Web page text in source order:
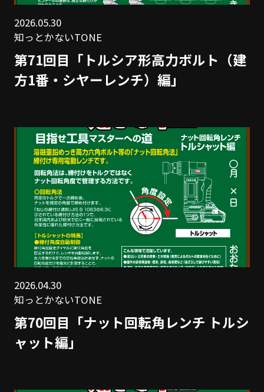
製品ショート動画
2026.05.30
知っとかないTONE
第71回目「トルシア形高力ボルト（建
方1番・シヤーレンチ）編」
2026.04.30
知っとかないTONE
第70回目「ナット回転角レンチ トルシ
ャット編」